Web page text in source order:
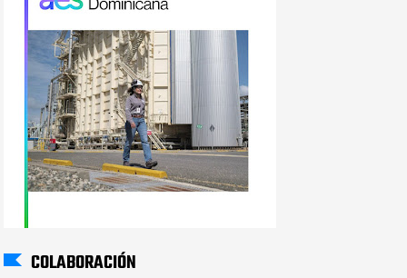
COLABORACIÓN